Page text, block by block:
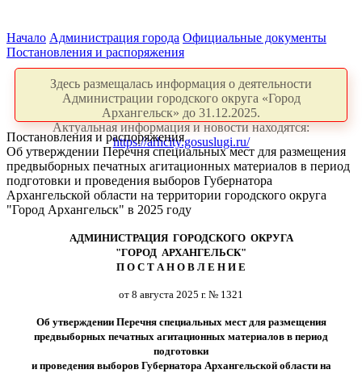
Начало Администрация города Официальные документы
Постановления и распоряжения
Здесь размещалась информация о деятельности
Администрации городского округа «Город
Архангельск» до 31.12.2025.
Актуальная информация и новости находятся:
https://arhcity.gosuslugi.ru/
Постановления и распоряжения
Об утверждении Перечня специальных мест для размещения
предвыборных печатных агитационных материалов в период
подготовки и проведения выборов Губернатора
Архангельской области на территории городского округа
"Город Архангельск" в 2025 году
АДМИНИСТРАЦИЯ ГОРОДСКОГО ОКРУГА
"ГОРОД АРХАНГЕЛЬСК"
П О С Т А Н О В Л Е Н И Е
от 8 августа 2025 г. № 1321
Об утверждении Перечня специальных мест для размещения
предвыборных печатных агитационных материалов в период
подготовки
и проведениявыборов Губернатора Архангельской области на